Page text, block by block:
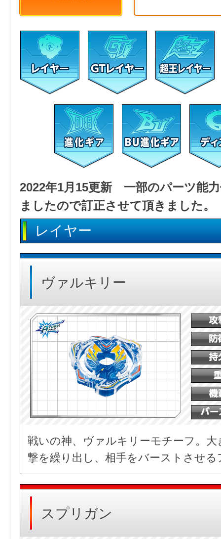
2022年1月15更新 一部のパーツ能
ましたので訂正させて頂きました。
レイヤー
ヴァルキリー
戦いの神、ヴァルキリーモチーフ。
撃を繰り出し、相手をバーストさせ
スプリガン